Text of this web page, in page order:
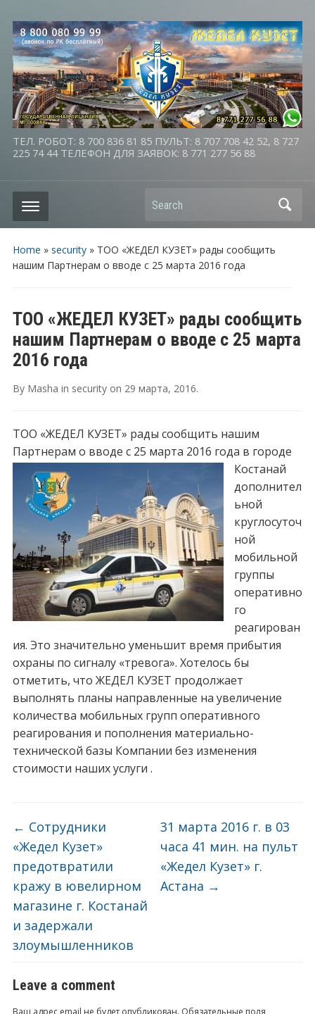
ТЕЛ. РОБОТ: 8 700 836 81 85 ПУЛЬТ: 8 707 708 42 52, 8 727
225 74 44 ТЕЛЕФОН ДЛЯ ЗАЯВОК: 8 771 277 56 88
Search
Home » security» ТОО «ЖЕДЕЛ КУЗЕТ» рады сообщить
нашим Партнерам о вводе с 25 марта 2016 года
ТОО «ЖЕДЕЛ КУЗЕТ» рады сообщить
нашим Партнерам о вводе с 25 марта
2016 года
By Masha in securityon 29 марта, 2016.
ТОО «ЖЕДЕЛ КУЗЕТ» рады сообщить нашим
Партнерам о вводе с 25 марта 2016 года в городе
Костанай
дополнител
ьной
круглосуточ
ной
мобильной
группы
оперативно
го
реагирован
ия. Это значительно уменьшит время прибытия
охраны по сигналу «тревога». Хотелось бы
отметить, что ЖЕДЕЛ КУЗЕТ продолжает
выполнять планы направленные на увеличение
количества мобильных групп оперативного
реагирования и пополнения материально-
технической базы Компании без изменения
стоимости наших услуги .
← Сотрудники
«Жедел Кузет»
предотвратили
кражу в ювелирном
магазине г. Костанай
и задержали
злоумышленников
31 марта 2016 г. в 03
часа 41 мин. на пульт
«Жедел Кузет» г.
Астана →
Leave a comment
Ваш адрес email не будет опубликован. Обязательные поля